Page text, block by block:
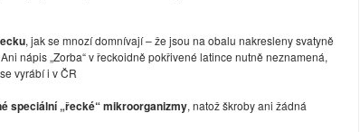
, jak se mnozí domnívají – že jsou na obalu nakresleny svatyně
nápis „Zorba“ v řeckoidně pokřivené latince nutně neznamená,
vyrábí i v ČR
speciální „řecké“ mikroorganizmy, natož škroby ani žádná